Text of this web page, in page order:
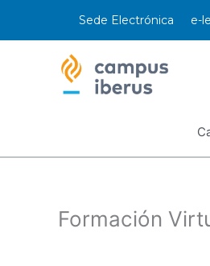
Sede Electrónica e-
Formación